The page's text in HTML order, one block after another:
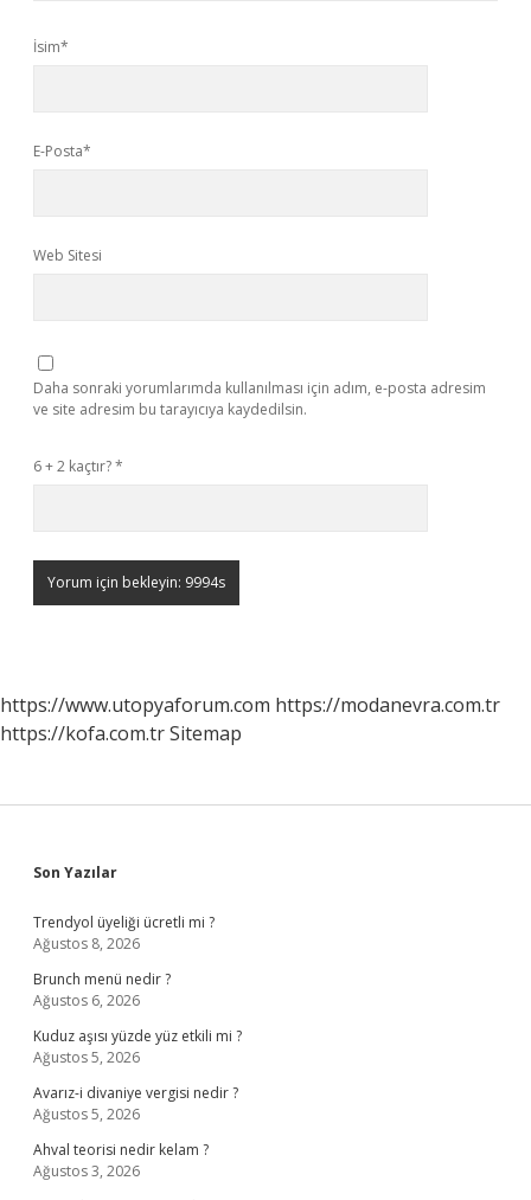
İsim*
E-Posta*
Web Sitesi
Daha sonraki yorumlarımda kullanılması için adım, e-posta adresim
ve site adresim bu tarayıcıya kaydedilsin.
6 + 2 kaçtır?*
https://www.utopyaforum.com https://modanevra.com.tr
https://kofa.com.trSitemap
Sidebar
Son Yazılar
Trendyol üyeliği ücretli mi ?
Ağustos 8, 2026
Brunch menü nedir ?
Ağustos 6, 2026
Kuduz aşısı yüzde yüz etkili mi ?
Ağustos 5, 2026
Avarız-i divaniye vergisi nedir ?
Ağustos 5, 2026
Ahval teorisi nedir kelam ?
Ağustos 3, 2026